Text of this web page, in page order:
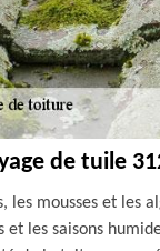
de tuile
les mousses et les
les saisons